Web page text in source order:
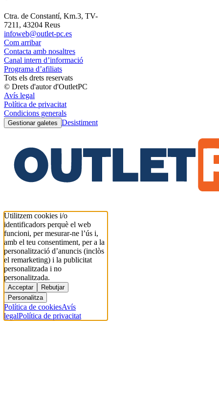
Ctra. de Constantí, Km.3, TV-
7211, 43204 Reus
infoweb@outlet-pc.es
Com arribar
Contacta amb nosaltres
Canal intern d’informació
Programa d’afiliats
Tots els drets reservats
© Drets d'autor d'OutletPC
Avís legal
Política de privacitat
Condicions generals
Gestionar galetes Desistiment
Utilitzem cookies i/o
identificadors perquè el web
funcioni, per mesurar-ne l’ús i,
amb el teu consentiment, per a la
personalització d’anuncis (inclòs
el remarketing) i la publicitat
personalitzada i no
personalitzada.
Acceptar
Rebutjar
Personalitza
Política de cookiesAvís
legalPolítica de privacitat